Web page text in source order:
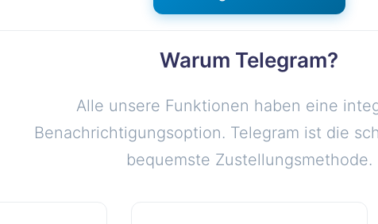
Warum Telegram?
Alle unsere Funktionen haben eine
Benachrichtigungsoption. Telegram ist die
bequemste Zustellungsmethode.